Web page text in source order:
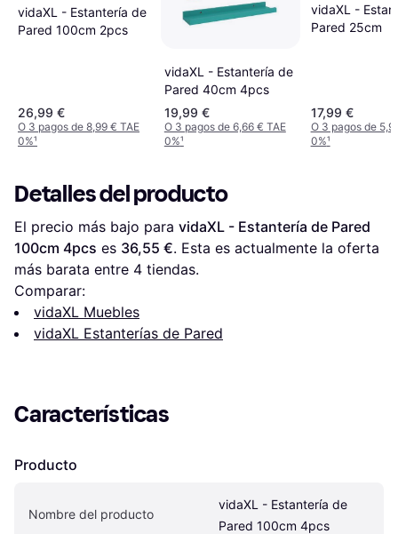
vidaXL - Estantería de
Pared 100cm 2pcs
26,99 €
O 3 pagos de 8,99 € TAE
0%¹
vidaXL - Estantería de
Pared 40cm 4pcs
19,99 €
O 3 pagos de 6,66 € TAE
0%¹
vidaXL -
Pared 25cm
17,99 €
O 3 pagos de
0%¹
Detalles del producto
El precio más bajo para vidaXL - Estantería de Pared
100cm 4pcs es 36,55 €. Esta es actualmente la oferta
más barata entre 4 tiendas.
Comparar:
vidaXL Muebles
vidaXL Estanterías de Pared
Características
Producto
Nombre del producto
vidaXL - Estantería de
Pared 100cm 4pcs